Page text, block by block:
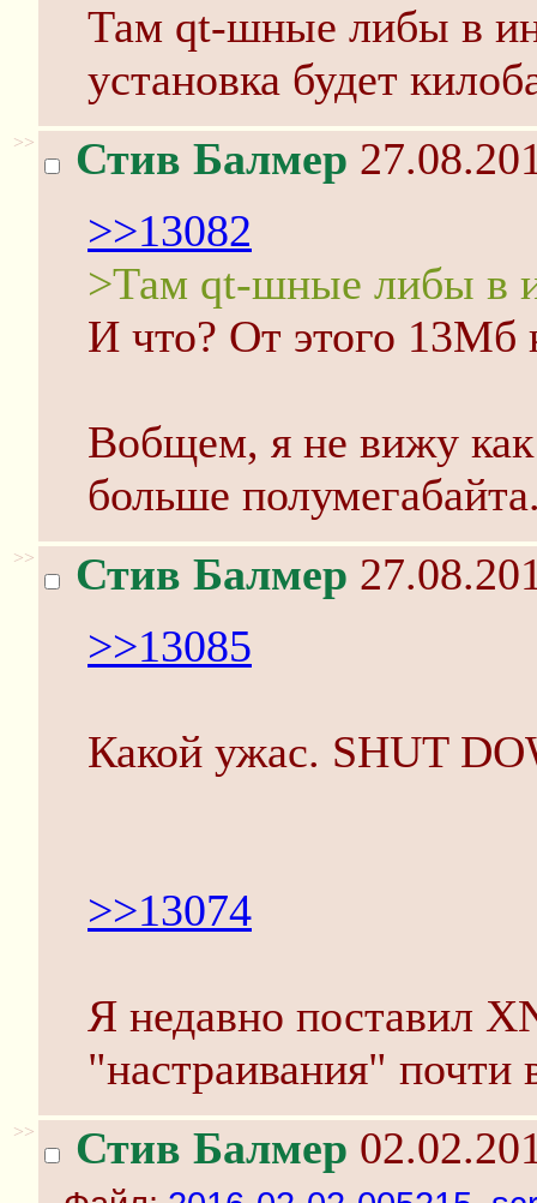
Там qt-шные либы в
установка будет
>> Стив Балмер
>>13082
>Там qt-шные либы в
И что? От этого 13Мб
Вобщем, я не вижу
больше
>> Стив Балмер
>>13085
Какой ужас. SHUT
>>13074
Я недавно поставил
"настраивания" почти
>> Стив Балмер